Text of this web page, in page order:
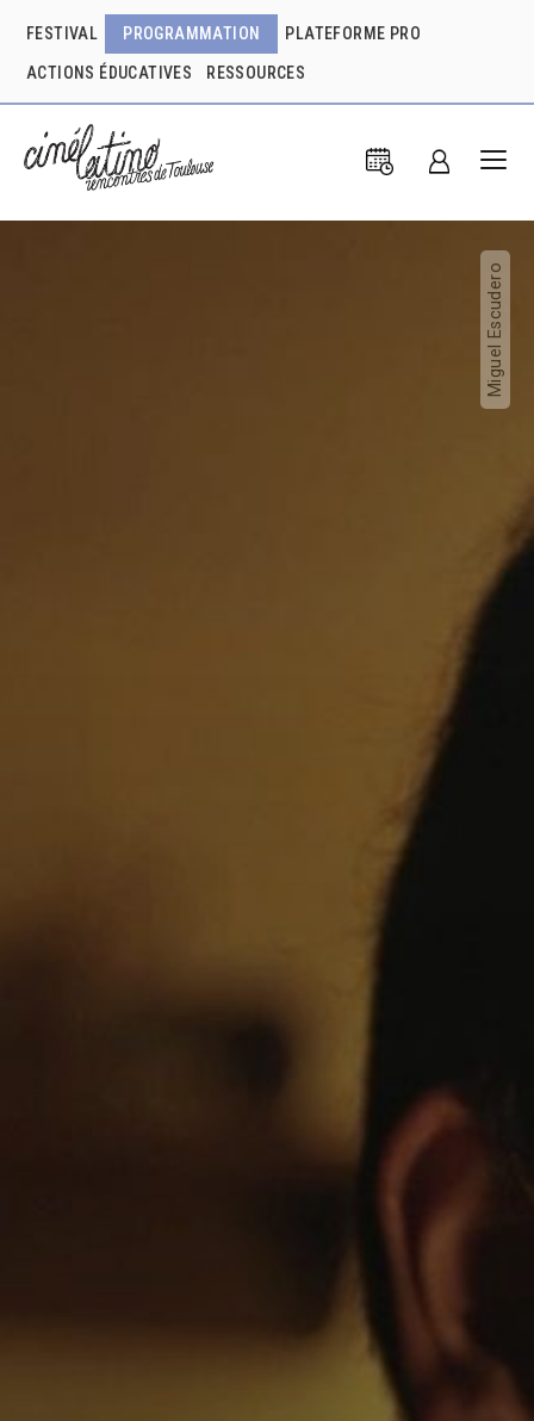
FESTIVAL PROGRAMMATION PLATEFORME PRO
ACTIONS ÉDUCATIVES RESSOURCES
Miguel Escudero